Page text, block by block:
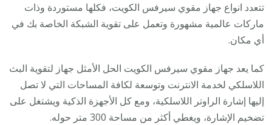
تتعدد انواع جهاز مقوي سيرفس الكويت، فكلها مستوردة وذات
ماركات عالمية مشهورة وتعمل على تقوية الشبكة الخاصة بك في
أي مكان.
كما يعد جهاز مقوي سيرفس الكويت الحل الأمثل جهاز لتقوية البث
اللاسلكي لخدمة الانترنت وتوسعة لكافة المساحات التي لا تصل
إليها إشارة الراوتر اللاسلكية، ومع كل الأجهزة الذكية ويشتغل على
تضخيم الإشارة، ويغطي أكثر من مساحة 300 متر حوله.